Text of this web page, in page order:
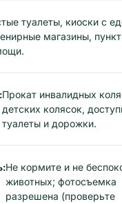
туалеты, киоски с
магазины,
Прокат инвалидных
детских колясок,
туалеты и дорожки.
Не кормите и не
животных; фотосъемка
разрешена (проверьте